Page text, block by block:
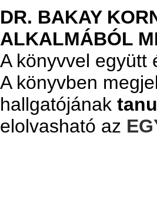
DR. BAKAY
ALKALMÁBÓL
A könyvvel együtt
A könyvben
hallgatójának
elolvasható az